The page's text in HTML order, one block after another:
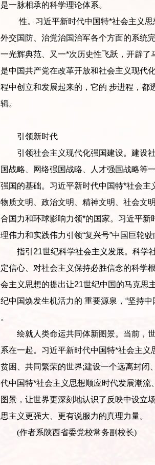
是一脉相承的科学理论体系。
性。习近平新时代中国特*社会主义思
外交国防、治党治国治军各个方面的系统
一光辉典范、又一*次历史性飞跃，开辟
是中国共产党在改革开放和社会主义现代
程中创立和发展起来的，它的 步进程，都
辑。
引领新时代
引领社会主义现代化强国建设。建设社
国战略、网络强国战略、人才强国战略等
强国的基础。习近平新时代中国特*社会
物质文明、政治文明、精神文明、社会文
合国力和环球影响力领*的国家。习近平
理伟力和实践伟力引领“复兴号”中国巨轮驶
指引21世纪科学社会主义发展。科学社
定信心、对社会主义保持必胜信念的科学
会主义思想的提出让21世纪中国的马克思
纪中国焕发生机活力的 重要源泉，“坚持
。
绘就人类命运共同体新图景。当前，世
系在一起。习近平新时代中国特*社会主
贫困、共同繁荣的世界;建设一个远离封闭
代中国特*社会主义思想顺应时代发展潮
图景，让世界更深刻地认识了反映中设立
思主义更强大、更有说服力的真理力量。
(作者系陕西省委党校常务副校长)